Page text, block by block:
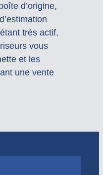
d’origine,
très actif,
vous
et les
une vente